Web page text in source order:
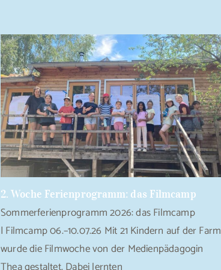
2. Woche Ferienprogramm: das Filmcamp
Sommerferienprogramm 2026: das Filmcamp
| Filmcamp 06.–10.07.26 Mit 21 Kindern auf der Farm
wurde die Filmwoche von der Medienpädagogin